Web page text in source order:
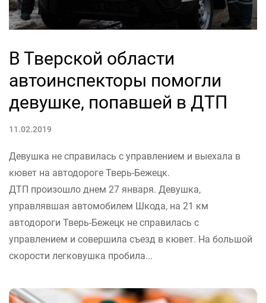
В Тверской области
автоинспекторы помогли
девушке, попавшей в ДТП
11.02.2019
Девушка не справилась с управлением и выехала в
кювет на автодороге Тверь-Бежецк.
ДТП произошло днем 27 января. Девушка,
управлявшая автомобилем Шкода, на 21 км
автодороги Тверь-Бежецк не справилась с
управлением и совершила съезд в кювет. На большой
скорости легковушка пробила...